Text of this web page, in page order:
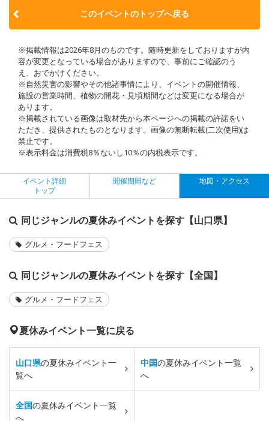
このイベントのトップへ戻る
※掲載情報は2026年8月のものです。随時更新をしておりますが内
容が変更となっている場合がありますので、事前にご確認のう
え、おでかけください。
※自然災害の影響やその他諸事情により、イベントの開催情報、
施設の営業時間、植物の開花・見頃期間などは変更になる場合が
あります。
※掲載されている画像は取材先から本ページへの掲載の許諾をい
ただき、提供されたものとなります。画像の無断転載(二次使用)は
禁止です。
※表示料金は消費税8％ないし10％の内税表示です。
イベント詳細
トップ
開催期間など 地図・アクセス
同じジャンルの夏休みイベントを探す【山口県】
グルメ・フードフェス
同じジャンルの夏休みイベントを探す【全国】
グルメ・フードフェス
夏休みイベント一覧に戻る
山口県の夏休みイベント一
覧へ
中国の夏休みイベント一覧
へ
全国の夏休みイベント一覧
へ